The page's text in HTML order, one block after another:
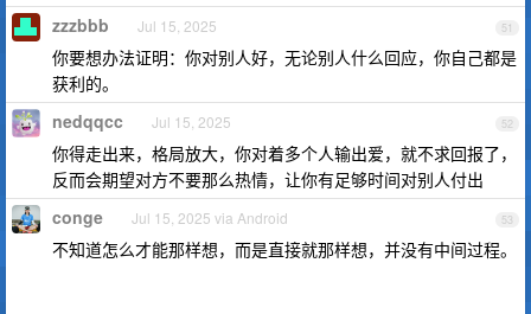
51
zzzbbb Jul 15, 2025
你要想办法证明：你对别人好，无论别人什么回应，你自己都是
获利的。
52
nedqqcc Jul 15, 2025
你得走出来，格局放大，你对着多个人输出爱，就不求回报了，
反而会期望对方不要那么热情，让你有足够时间对别人付出
53
conge Jul 15, 2025 via Android
不知道怎么才能那样想，而是直接就那样想，并没有中间过程。